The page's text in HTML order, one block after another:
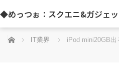
◆めっつぉ：スクエニ&ガジェ
ホーム IT業界 iPod mini20GB